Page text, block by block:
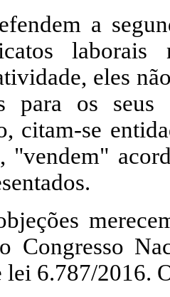
a
eles
para os seus
citam-se
"vendem"
Congresso
6.787/2016.